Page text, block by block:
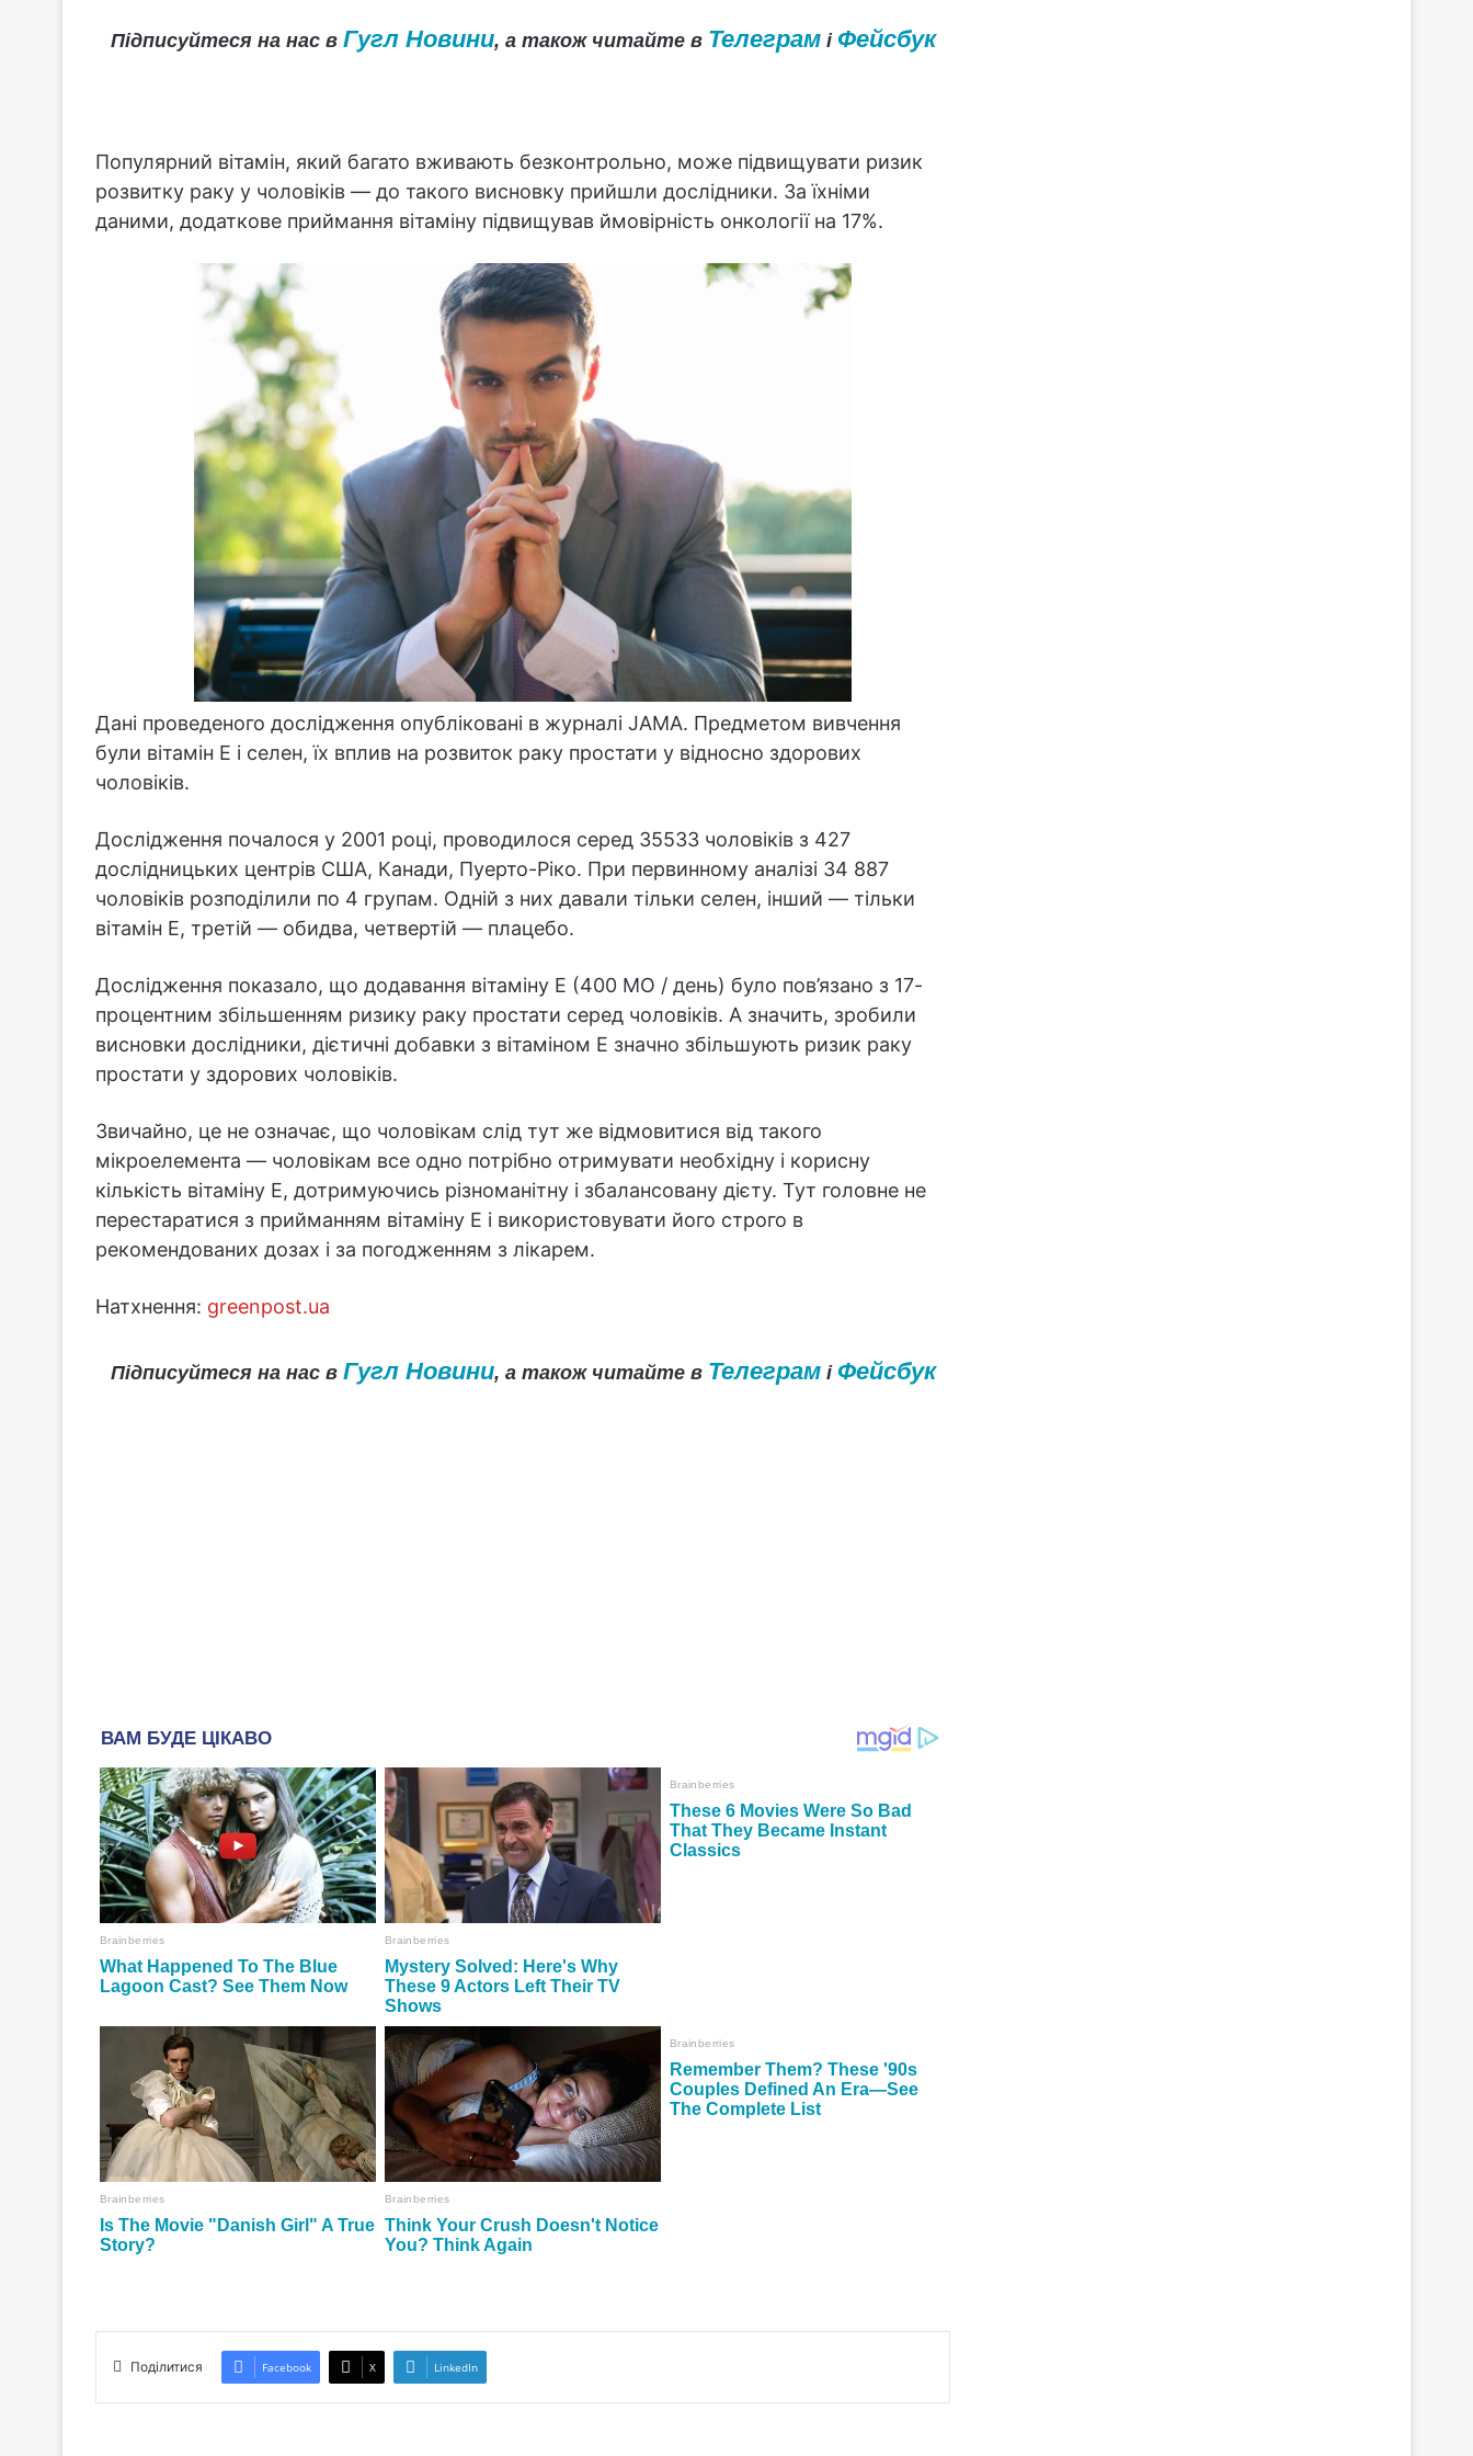
Підписуйтеся на нас в Гугл Новини, а також читайте в Телеграмі Фейсбук
Популярний вітамін, який багато вживають безконтрольно, може підвищувати ризик
розвитку раку у чоловіків — до такого висновку прийшли дослідники. За їхніми
даними, додаткове приймання вітаміну підвищував ймовірність онкології на 17%.
Дані проведеного дослідження опубліковані в журналі JAMA. Предметом вивчення
були вітамін Е і селен, їх вплив на розвиток раку простати у відносно здорових
чоловіків.
Дослідження почалося у 2001 році, проводилося серед 35533 чоловіків з 427
дослідницьких центрів США, Канади, Пуерто-Ріко. При первинному аналізі 34 887
чоловіків розподілили по 4 групам. Одній з них давали тільки селен, інший — тільки
вітамін Е, третій — обидва, четвертій — плацебо.
Дослідження показало, що додавання вітаміну E (400 МО / день) було пов’язано з 17-
процентним збільшенням ризику раку простати серед чоловіків. А значить, зробили
висновки дослідники, дієтичні добавки з вітаміном Е значно збільшують ризик раку
простати у здорових чоловіків.
Звичайно, це не означає, що чоловікам слід тут же відмовитися від такого
мікроелемента — чоловікам все одно потрібно отримувати необхідну і корисну
кількість вітаміну Е, дотримуючись різноманітну і збалансовану дієту. Тут головне не
перестаратися з прийманням вітаміну Е і використовувати його строго в
рекомендованих дозах і за погодженням з лікарем.
Натхнення: greenpost.ua
Підписуйтеся на нас в Гугл Новини, а також читайте в Телеграмі Фейсбук
Поділитися Facebook X LinkedIn